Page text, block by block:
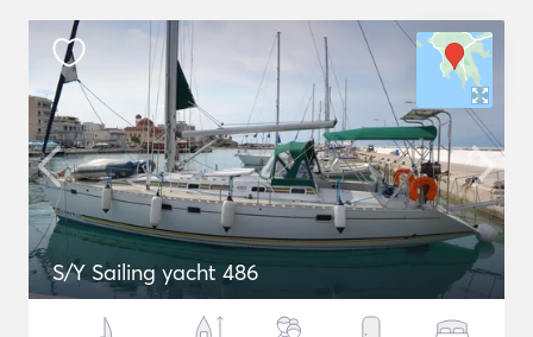
S/Y Sailing yacht 486